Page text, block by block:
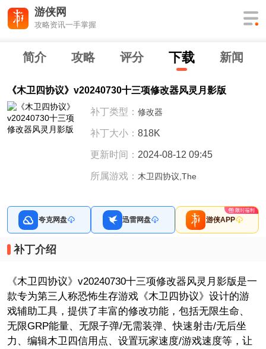
游侠网
攻略资讯一手掌握
简介 攻略 评分 下载 新闻
《木卫四协议》v20240730十三项修改器风灵月影版
补丁类型：修改器
补丁大小：818K
更新时间： 2024-08-12 09:45
所属游戏： 木卫四协议,The
夸克网盘 迅雷网盘 游侠APP
补丁介绍
《木卫四协议》v20240730十三项修改器风灵月影版是一
款专为第三人称恐怖生存游戏《木卫四协议》设计的游
戏辅助工具，提供了丰富的修改功能，包括无限生命、
无限GRP能量、无限子弹/无需装弹、快速射击/无后坐
力、编辑木卫四信用点、设置玩家速度/游戏速度等，让